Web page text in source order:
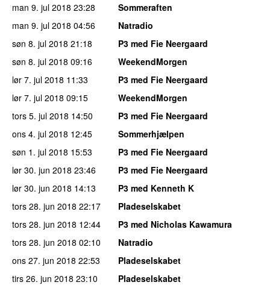
man 9. jul 2018 23:28
Sommeraften
man 9. jul 2018 04:56
Natradio
søn 8. jul 2018 21:18
P3 med Fie Neergaard
søn 8. jul 2018 09:16
WeekendMorgen
lør 7. jul 2018 11:33
P3 med Fie Neergaard
lør 7. jul 2018 09:15
WeekendMorgen
tors 5. jul 2018 14:50
P3 med Fie Neergaard
ons 4. jul 2018 12:45
Sommerhjælpen
søn 1. jul 2018 15:53
P3 med Fie Neergaard
lør 30. jun 2018 23:46
P3 med Fie Neergaard
lør 30. jun 2018 14:13
P3 med Kenneth K
tors 28. jun 2018 22:17
Pladeselskabet
tors 28. jun 2018 12:44
P3 med Nicholas Kawamura
tors 28. jun 2018 02:10
Natradio
ons 27. jun 2018 22:53
Pladeselskabet
tirs 26. jun 2018 23:10
Pladeselskabet